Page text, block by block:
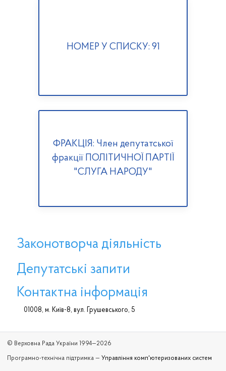
НОМЕР У СПИСКУ: 91
ФРАКЦІЯ: Член депутатської
фракції ПОЛІТИЧНОЇ ПАРТІЇ
"СЛУГА НАРОДУ"
Законотворча діяльність
Депутатські запити
Контактна інформація
01008, м. Київ-8, вул. Грушевського, 5
© Верховна Рада України 1994—2026
Програмно-технічна підтримка — Управління комп'ютеризованих систем